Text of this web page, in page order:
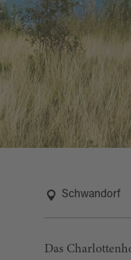
Schwandorf
Das